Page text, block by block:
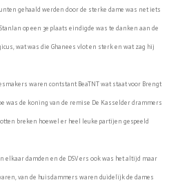
gehaald werden door de sterke dame was net iets
op een 3e plaats eindigde was te danken aan de
wat was die Ghanees vlot en sterk en wat zag hij
waren contstant BeaTNT wat staat voor Brengt
was de koning van de remise De Kasselder drammers
breken hoewel er heel leuke partijen gespeeld
elkaar damden en de DSV ers ook was het altijd maar
van de huisdammers waren duidelijk de dames